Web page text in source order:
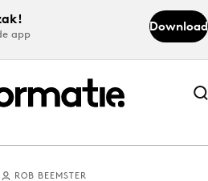
app
Download
Abonneer nu
Abonneer nu
ROB BEEMSTER